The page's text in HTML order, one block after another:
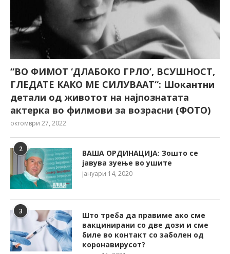
“ВО ФИМОТ ‘ДЛАБОКО ГРЛО’, ВСУШНОСТ,
ГЛЕДАТЕ КАКО МЕ СИЛУВААТ“: Шокантни
детали од животот на најпознатата
актерка во филмови за возрасни (ФОТО)
октомври 27, 2022
2
ВАША ОРДИНАЦИЈА: Зошто се
јавува зуење во ушите
јануари 14, 2020
3
Што треба да правиме ако сме
вакцинирани со две дози и сме
биле во контакт со заболен од
коронавирусот?